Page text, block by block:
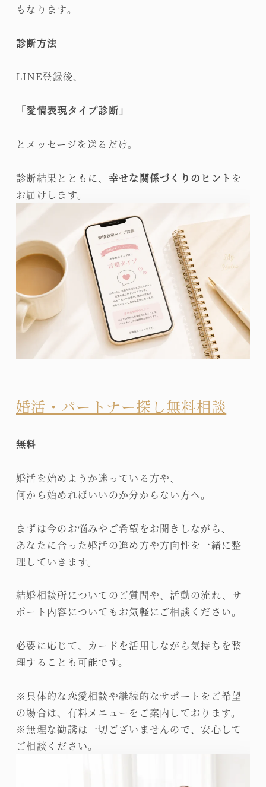
もなります。
診断方法
LINE登録後、
「愛情表現タイプ診断」
とメッセージを送るだけ。
診断結果とともに、 幸せな関係づくりのヒント を
お届けします。
婚活・パートナー探し無料相談
無料
婚活を始めようか迷っている方や、
何から始めればいいのか分からない方へ。
まずは今のお悩みやご希望をお聞きしながら、
あなたに合った婚活の進め方や方向性を一緒に整
理していきます。
結婚相談所についてのご質問や、活動の流れ、サ
ポート内容についてもお気軽にご相談ください。
必要に応じて、カードを活用しながら気持ちを整
理することも可能です。
※具体的な恋愛相談や継続的なサポートをご希望
の場合は、有料メニューをご案内しております。
※無理な勧誘は一切ございませんので、安心して
ご相談ください。